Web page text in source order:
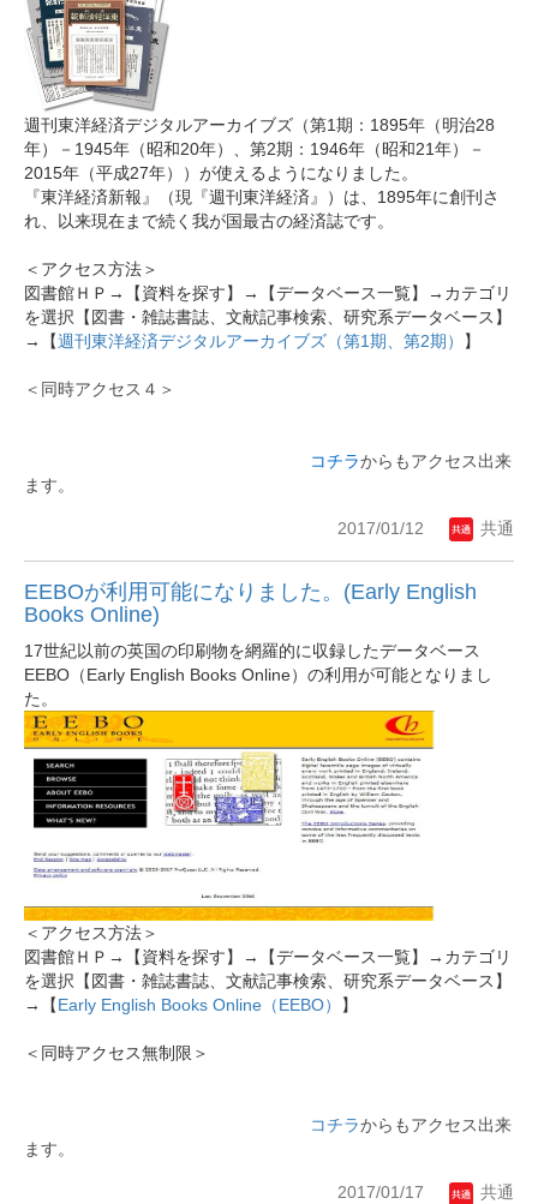
週刊東洋経済デジタルアーカイブズ（第1期：1895年（明治28
年）－1945年（昭和20年）、第2期：1946年（昭和21年）－
2015年（平成27年））が使えるようになりました。
『東洋経済新報』（現『週刊東洋経済』）は、1895年に創刊さ
れ、以来現在まで続く我が国最古の経済誌です。
＜アクセス方法＞
図書館ＨＰ→【資料を探す】→【データベース一覧】→カテゴリ
を選択【図書・雑誌書誌、文献記事検索、研究系データベース】
→【週刊東洋経済デジタルアーカイブズ（第1期、第2期） 】
＜同時アクセス４＞
コチラからもアクセス出来
ます。
2017/01/12 共通
EEBOが利用可能になりました。(Early English
Books Online)
17世紀以前の英国の印刷物を網羅的に収録したデータベース
EEBO（Early English Books Online）の利用が可能となりまし
た。
＜アクセス方法＞
図書館ＨＰ→【資料を探す】→【データベース一覧】→カテゴリ
を選択【図書・雑誌書誌、文献記事検索、研究系データベース】
→【Early English Books Online（EEBO） 】
＜同時アクセス無制限＞
コチラからもアクセス出来
ます。
2017/01/17 共通